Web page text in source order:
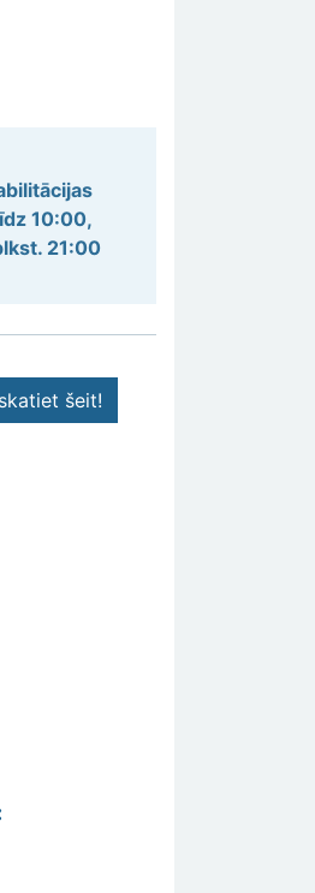
10:00,
21:00
šeit!